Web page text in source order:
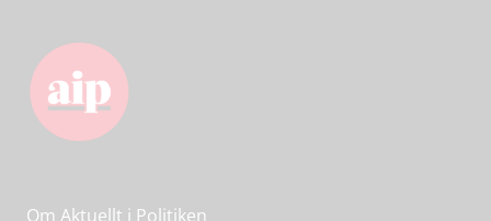
Om Aktuellt i Politiken